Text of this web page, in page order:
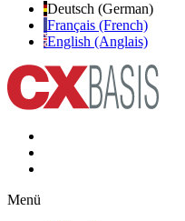
Deutsch (German)
Français (French)
English (Anglais)
Menü